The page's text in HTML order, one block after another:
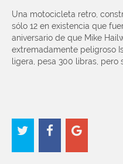
Una motocicleta retro,
sólo 12 en existencia que
aniversario de que Mike
extremadamente peligroso
ligera, pesa 300 libras, pero